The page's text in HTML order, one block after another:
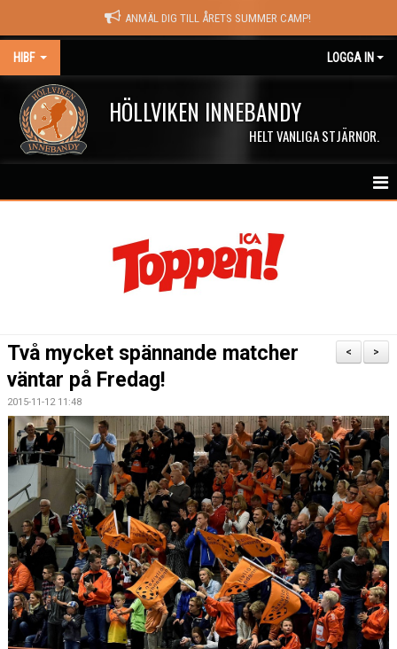
ANMÄL DIG TILL ÅRETS SUMMER CAMP!
HIBF LOGGA IN
HÖLLVIKEN INNEBANDY
HELT VANLIGA STJÄRNOR.
KALENDER
MEDLEMSKAP
OM FÖRENINGEN
KONTAKT
>
<
Två mycket spännande matcher
väntar på Fredag!
2015-11-12 11:48